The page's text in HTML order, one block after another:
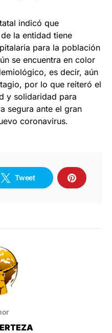
indicó que
la entidad tiene
para la población
se encuentra en color
es decir, aún
por lo que reiteró el
y solidaridad para
segura ante el gran
coronavirus.
Tweet